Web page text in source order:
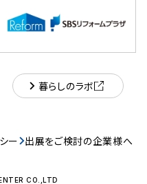
暮らしのラボ
ー 出展をご検討の企業様へ
CO.,LTD